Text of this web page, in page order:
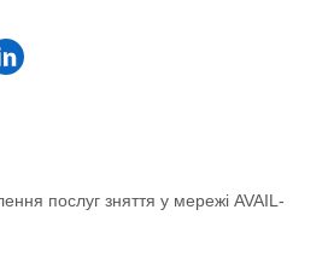
послуг зняття у мережі AVAIL-